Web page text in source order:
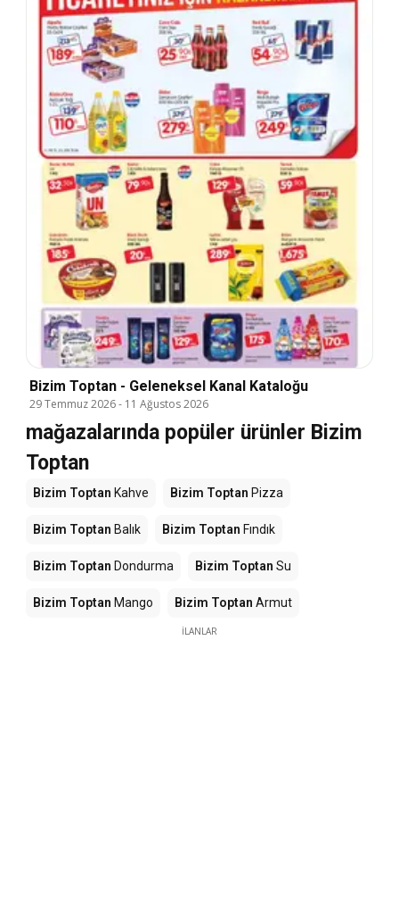
Bizim Toptan - Geleneksel Kanal Kataloğu
29 Temmuz 2026- 11 Ağustos 2026
mağazalarında popüler ürünler Bizim
Toptan
Bizim Toptan Kahve Bizim Toptan Pizza
Bizim Toptan Balık Bizim Toptan Fındık
Bizim Toptan Dondurma Bizim Toptan Su
Bizim Toptan Mango Bizim Toptan Armut
İLANLAR